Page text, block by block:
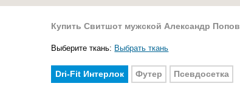
Купить Свитшот мужской Александр Попов
Выберите ткань: Выбрать ткань
Dri-Fit Интерлок Футер Псевдосетка